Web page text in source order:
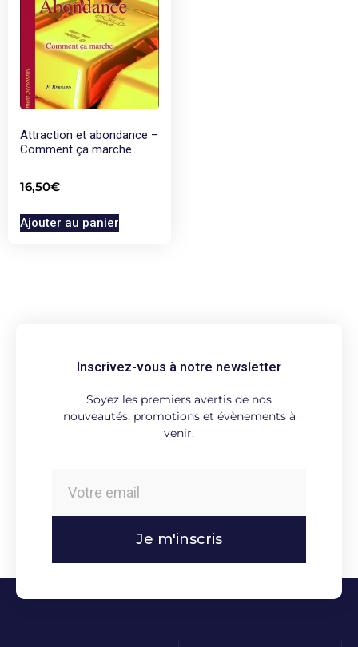
Attraction et abondance –
Comment ça marche
16,50€
Ajouter au panier
Inscrivez-vous à notre newsletter
Soyez les premiers avertis de nos
nouveautés, promotions et évènements à
venir.
Je m'inscris